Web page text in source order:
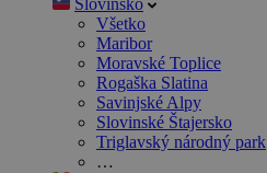
Slovinsko
Všetko
Maribor
Moravské Toplice
Rogaška Slatina
Savinjské Alpy
Slovinské Štajersko
Triglavský národný park
…